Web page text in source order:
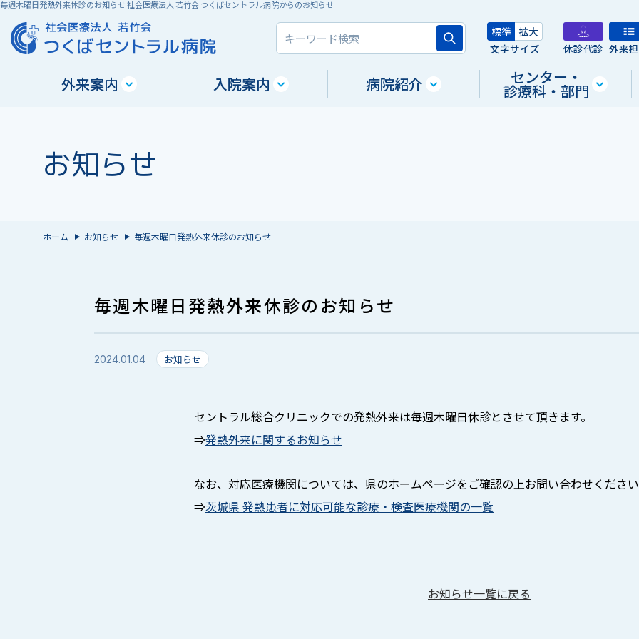
毎週木曜日発熱外来休診のお知らせ 社会医療法人 若竹会 つくばセントラル病院からのお知らせ
標準 拡大
文字サイズ
休診代診 外来
外来案内 入院案内 病院紹介 センター・
診療科・部門
お知らせ
ホーム お知らせ 毎週木曜日発熱外来休診のお知らせ
毎週木曜日発熱外来休診のお知らせ
2024.01.04 お知らせ
セントラル総合クリニックでの発熱外来は毎週木曜日休診とさせて頂きます。
⇒発熱外来に関するお知らせ
なお、対応医療機関については、県のホームページをご確認の上お問い合わせくださ
⇒茨城県 発熱患者に対応可能な診療・検査医療機関の一覧
お知らせ一覧に戻る